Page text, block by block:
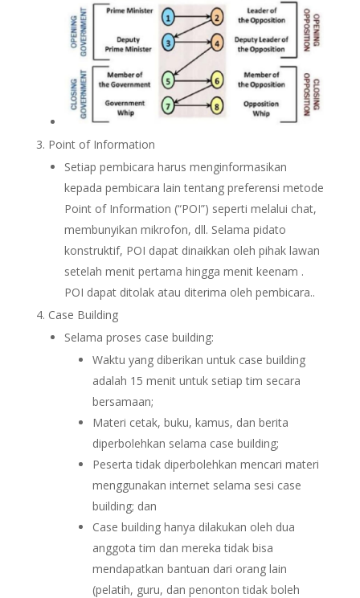
Point of Information
Setiap pembicara harus menginformasikan
kepada pembicara lain tentang preferensi metode
Point of Information (“POI”) seperti melalui chat,
membunyikan mikrofon, dll. Selama pidato
konstruktif, POI dapat dinaikkan oleh pihak lawan
setelah menit pertama hingga menit keenam .
POI dapat ditolak atau diterima oleh pembicara..
Case Building
Selama proses case building:
Waktu yang diberikan untuk case building
adalah 15 menit untuk setiap tim secara
bersamaan;
Materi cetak, buku, kamus, dan berita
diperbolehkan selama case building;
Peserta tidak diperbolehkan mencari materi
menggunakan internet selama sesi case
building; dan
Case building hanya dilakukan oleh dua
anggota tim dan mereka tidak bisa
mendapatkan bantuan dari orang lain
(pelatih, guru, dan penonton tidak boleh